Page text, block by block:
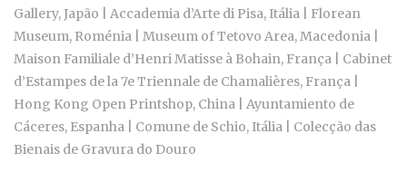
Gallery, Japão | Accademia d’Arte di Pisa, Itália | Florean
Museum, Roménia | Museum of Tetovo Area, Macedonia |
Maison Familiale d’Henri Matisse à Bohain, França | Cabinet
d’Estampes de la 7e Triennale de Chamalières, França |
Hong Kong Open Printshop, China | Ayuntamiento de
Cáceres, Espanha | Comune de Schio, Itália | Colecção das
Bienais de Gravura do Douro